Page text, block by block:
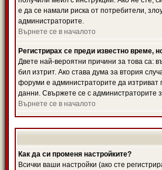
е да се намали риска от потребители,
администраторите.
Върнете се в началото
Регистрирах се преди известно време,
Двете най-вероятни причини за това са:
бил изтрит. Ако става дума за втория
форуми е администраторите да
данни. Свържете се с администраторите
Върнете се в началото
Как да си променя настройките?
Всички ваши настройки (ако сте